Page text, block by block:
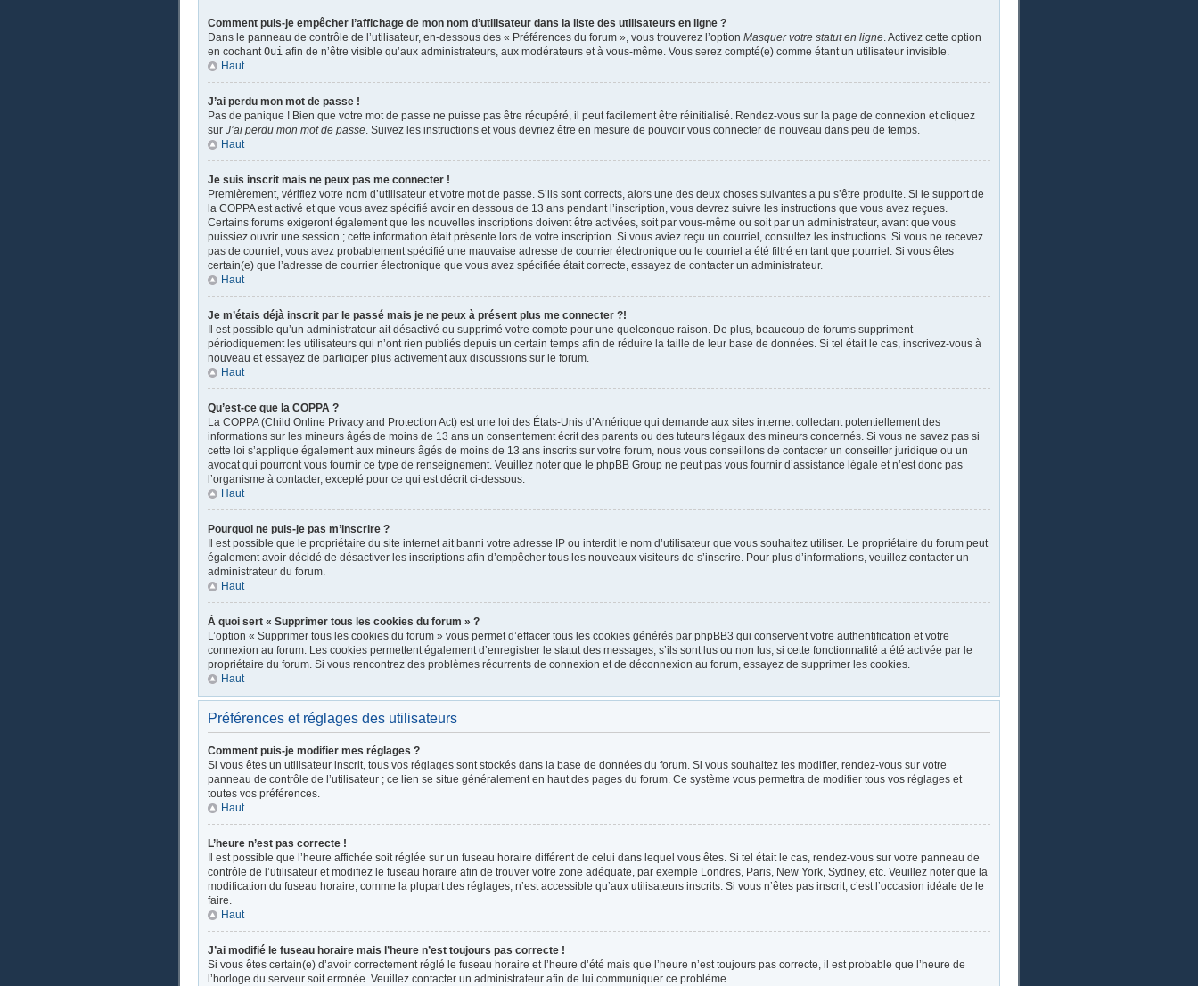
Comment puis-je empêcher l’affichage de mon nom d’utilisateur dans la liste des utilisateurs en ligne ?
Dans le panneau de contrôle de l’utilisateur, en-dessous des « Préférences du forum », vous trouverez l’option Masquer votre statut en ligne. Activez cette option
en cochantOui afin de n’être visible qu’aux administrateurs, aux modérateurs et à vous-même. Vous serez compté(e) comme étant un utilisateur invisible.
Haut
J’ai perdu mon mot de passe !
Pas de panique ! Bien que votre mot de passe ne puisse pas être récupéré, il peut facilement être réinitialisé. Rendez-vous sur la page de connexion et cliquez
sur J’ai perdu mon mot de passe. Suivez les instructions et vous devriez être en mesure de pouvoir vous connecter de nouveau dans peu de temps.
Haut
Je suis inscrit mais ne peux pas me connecter !
Premièrement, vérifiez votre nom d’utilisateur et votre mot de passe. S’ils sont corrects, alors une des deux choses suivantes a pu s’être produite. Si le support de
la COPPA est activé et que vous avez spécifié avoir en dessous de 13 ans pendant l’inscription, vous devrez suivre les instructions que vous avez reçues.
Certains forums exigeront également que les nouvelles inscriptions doivent être activées, soit par vous-même ou soit par un administrateur, avant que vous
puissiez ouvrir une session ; cette information était présente lors de votre inscription. Si vous aviez reçu un courriel, consultez les instructions. Si vous ne recevez
pas de courriel, vous avez probablement spécifié une mauvaise adresse de courrier électronique ou le courriel a été filtré en tant que pourriel. Si vous êtes
certain(e) que l’adresse de courrier électronique que vous avez spécifiée était correcte, essayez de contacter un administrateur.
Haut
Je m’étais déjà inscrit par le passé mais je ne peux à présent plus me connecter ?!
Il est possible qu’un administrateur ait désactivé ou supprimé votre compte pour une quelconque raison. De plus, beaucoup de forums suppriment
périodiquement les utilisateurs qui n’ont rien publiés depuis un certain temps afin de réduire la taille de leur base de données. Si tel était le cas, inscrivez-vous à
nouveau et essayez de participer plus activement aux discussions sur le forum.
Haut
Qu’est-ce que la COPPA ?
La COPPA (Child Online Privacy and Protection Act) est une loi des États-Unis d’Amérique qui demande aux sites internet collectant potentiellement des
informations sur les mineurs âgés de moins de 13 ans un consentement écrit des parents ou des tuteurs légaux des mineurs concernés. Si vous ne savez pas si
cette loi s’applique également aux mineurs âgés de moins de 13 ans inscrits sur votre forum, nous vous conseillons de contacter un conseiller juridique ou un
avocat qui pourront vous fournir ce type de renseignement. Veuillez noter que le phpBB Group ne peut pas vous fournir d’assistance légale et n’est donc pas
l’organisme à contacter, excepté pour ce qui est décrit ci-dessous.
Haut
Pourquoi ne puis-je pas m’inscrire ?
Il est possible que le propriétaire du site internet ait banni votre adresse IP ou interdit le nom d’utilisateur que vous souhaitez utiliser. Le propriétaire du forum peut
également avoir décidé de désactiver les inscriptions afin d’empêcher tous les nouveaux visiteurs de s’inscrire. Pour plus d’informations, veuillez contacter un
administrateur du forum.
Haut
À quoi sert « Supprimer tous les cookies du forum » ?
L’option « Supprimer tous les cookies du forum » vous permet d’effacer tous les cookies générés par phpBB3 qui conservent votre authentification et votre
connexion au forum. Les cookies permettent également d’enregistrer le statut des messages, s’ils sont lus ou non lus, si cette fonctionnalité a été activée par le
propriétaire du forum. Si vous rencontrez des problèmes récurrents de connexion et de déconnexion au forum, essayez de supprimer les cookies.
Haut
Préférences et réglages des utilisateurs
Comment puis-je modifier mes réglages ?
Si vous êtes un utilisateur inscrit, tous vos réglages sont stockés dans la base de données du forum. Si vous souhaitez les modifier, rendez-vous sur votre
panneau de contrôle de l’utilisateur ; ce lien se situe généralement en haut des pages du forum. Ce système vous permettra de modifier tous vos réglages et
toutes vos préférences.
Haut
L’heure n’est pas correcte !
Il est possible que l’heure affichée soit réglée sur un fuseau horaire différent de celui dans lequel vous êtes. Si tel était le cas, rendez-vous sur votre panneau de
contrôle de l’utilisateur et modifiez le fuseau horaire afin de trouver votre zone adéquate, par exemple Londres, Paris, New York, Sydney, etc. Veuillez noter que la
modification du fuseau horaire, comme la plupart des réglages, n’est accessible qu’aux utilisateurs inscrits. Si vous n’êtes pas inscrit, c’est l’occasion idéale de le
faire.
Haut
J’ai modifié le fuseau horaire mais l’heure n’est toujours pas correcte !
Si vous êtes certain(e) d’avoir correctement réglé le fuseau horaire et l’heure d’été mais que l’heure n’est toujours pas correcte, il est probable que l’heure de
l’horloge du serveur soit erronée. Veuillez contacter un administrateur afin de lui communiquer ce problème.